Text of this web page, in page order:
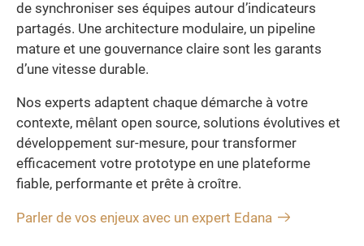
de synchroniser ses équipes autour d’indicateurs
partagés. Une architecture modulaire, un pipeline
mature et une gouvernance claire sont les garants
d’une vitesse durable.
Nos experts adaptent chaque démarche à votre
contexte, mêlant open source, solutions évolutives et
développement sur-mesure, pour transformer
efficacement votre prototype en une plateforme
fiable, performante et prête à croître.
Parler de vos enjeux avec un expert Edana